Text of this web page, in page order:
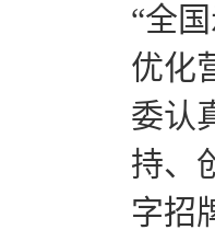
“全
优化
委认
持、
字招